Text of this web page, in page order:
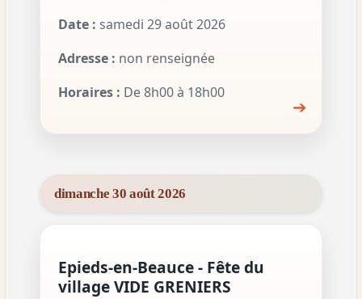
Date : samedi 29 août 2026
Adresse : non renseignée
Horaires : De 8h00 à 18h00
➔
dimanche 30 août 2026
Epieds-en-Beauce - Fête du
village VIDE GRENIERS